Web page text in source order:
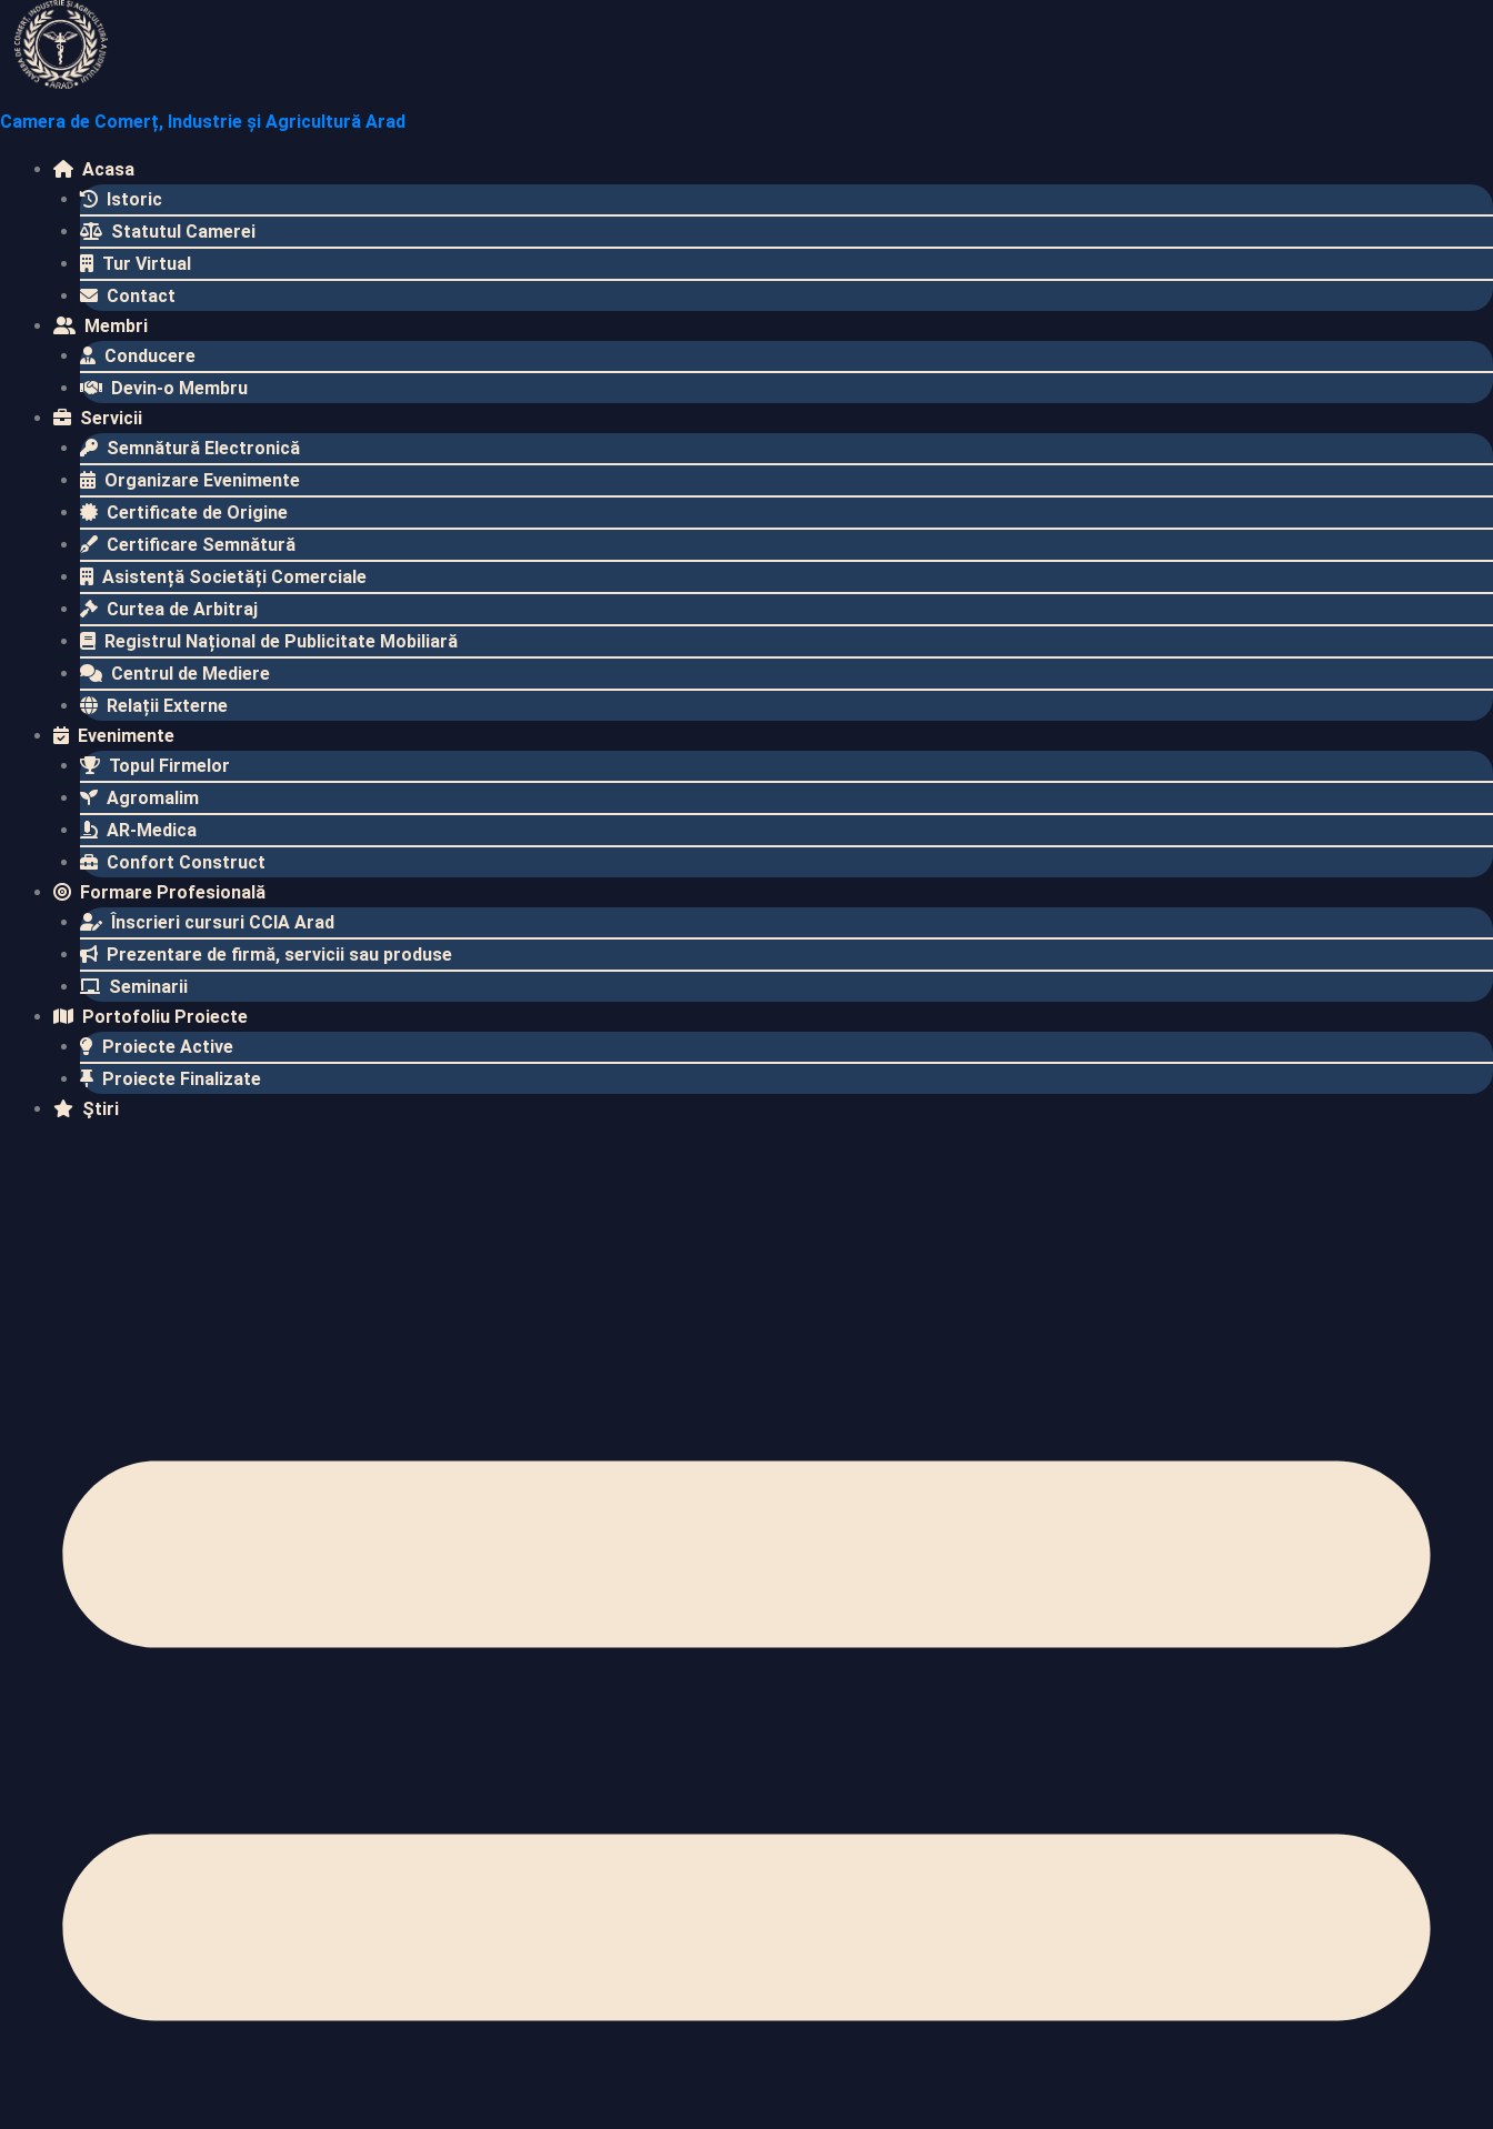
Camera de Comerț, Industrie și Agricultură Arad
Acasa
Istoric
Statutul Camerei
Tur Virtual
Contact
Membri
Conducere
Devin-o Membru
Servicii
Semnătură Electronică
Organizare Evenimente
Certificate de Origine
Certificare Semnătură
Asistență Societăți Comerciale
Curtea de Arbitraj
Registrul Național de Publicitate Mobiliară
Centrul de Mediere
Relații Externe
Evenimente​
Topul Firmelor​
Agromalim
AR-Medica
Confort Construct
Formare Profesională
Înscrieri cursuri CCIA Arad
Prezentare de firmă, servicii sau produse
Seminarii
Portofoliu Proiecte
Proiecte Active
Proiecte Finalizate​
Ştiri